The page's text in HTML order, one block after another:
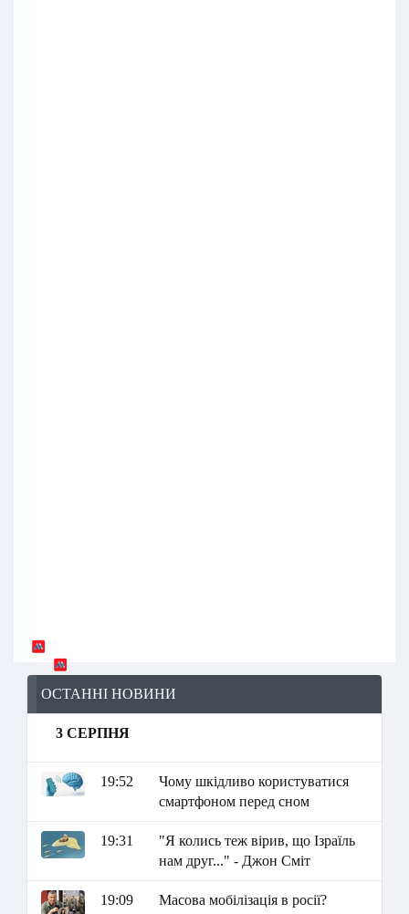
ОСТАННІ НОВИНИ
3 СЕРПНЯ
19:52
Чому шкідливо користуватися
смартфоном перед сном
19:31
"Я колись теж вірив, що Ізраїль
нам друг..." - Джон Сміт
19:09
Масова мобілізація в росії?